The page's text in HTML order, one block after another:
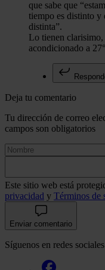
que sabe que
tiempo es distinto y
distinta”.
Lo tienen
acondicionado a
Deja tu comentario
Tu dirección de correo
campos son obligatorios
Este sitio web está
privacidad y Términos de
Enviar comentario
Síguenos en redes sociales